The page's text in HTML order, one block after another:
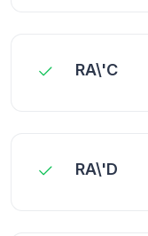
RA\'C
RA\'D